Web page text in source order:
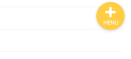
MENU